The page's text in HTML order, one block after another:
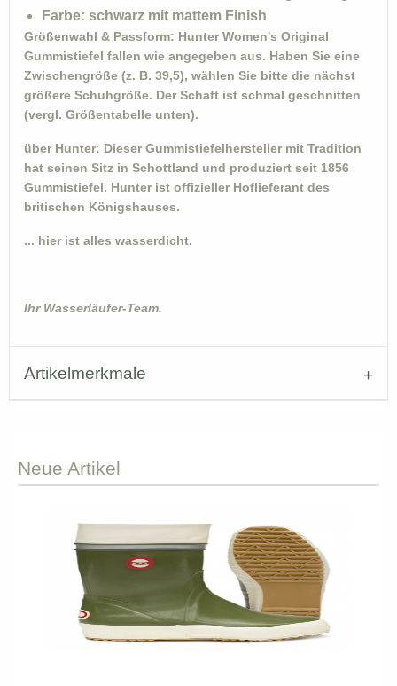
Farbe: schwarz mit mattem Finish
Größenwahl & Passform: Hunter Women's Original
Gummistiefel fallen wie angegeben aus. Haben Sie eine
Zwischengröße (z. B. 39,5), wählen Sie bitte die nächst
größere Schuhgröße. Der Schaft ist schmal geschnitten
(vergl. Größentabelle unten).
über Hunter: Dieser Gummistiefelhersteller mit Tradition
hat seinen Sitz in Schottland und produziert seit 1856
Gummistiefel. Hunter ist offizieller Hoflieferant des
britischen Königshauses.
... hier ist alles wasserdicht.
Ihr Wasserläufer-Team.
Artikelmerkmale
Neue Artikel